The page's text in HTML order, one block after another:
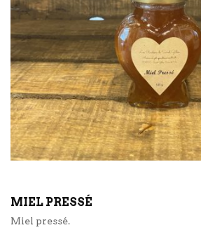
MIEL PRESSÉ
Miel pressé.